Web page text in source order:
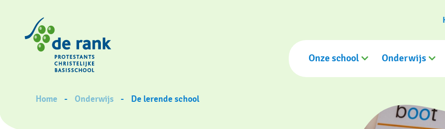
Onze school Onderwijs
Breadcrumb
Home Onderwijs De lerende school